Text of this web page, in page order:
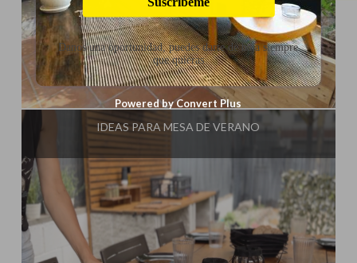
Influencer:Steffido
IDEAS PARA MESA DE VERANO
Danos una oportunidad, puedes darte de baja siempre
que quieras
Powered by Convert Plus